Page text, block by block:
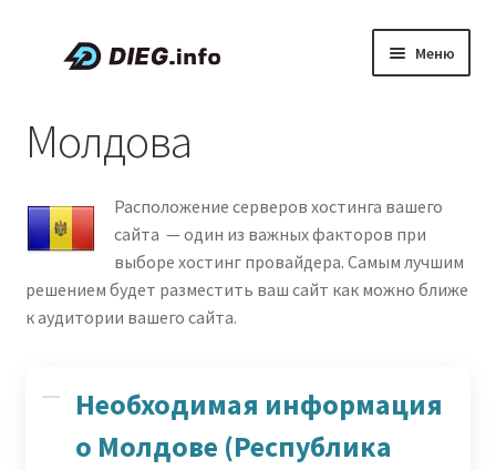
Перейти
Перейти
Меню
Скидки и промокоды
О проекте DIEG
Русский
Молдова
Расположение серверов хостинга вашего
сайта — один из важных факторов при
выборе хостинг провайдера. Самым лучшим
решением будет разместить ваш сайт как можно ближе
к аудитории вашего сайта.
Необходимая информация
о Молдове (Республика